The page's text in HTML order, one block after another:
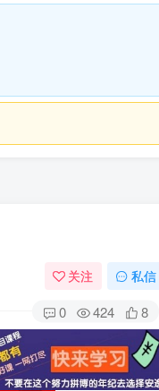
关注 私信
0 424 8